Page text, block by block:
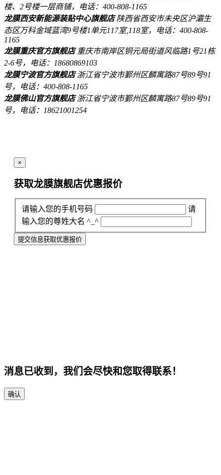
楼、2号楼一层商铺，电话：400-808-1165
龙膜西安新能源装贴中心旗舰店陕西省西安市未央区沪灞生
态区万科金域蓝湾9号楼1单元117室,118室，电话：400-808-
1165
龙膜重庆官方旗舰店重庆市南岸区铜元局街道风临路1号21栋
2-6号，电话：18680869103
龙膜宁波官方旗舰店浙江省宁波市鄞州区麟寓路87号89号91
号，电话：400-808-1165
龙膜佛山官方旗舰店浙江省宁波市鄞州区麟寓路87号89号91
号，电话：18621001254
×
获取龙膜旗舰店优惠报价
请输入您的手机号码
请
输入您的尊姓大名 ^_^
提交信息获取优惠报价
消息已收到，我们会尽快和您取得联系！
确认